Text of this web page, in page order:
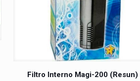
Filtro Interno Magi-200 (Resun)